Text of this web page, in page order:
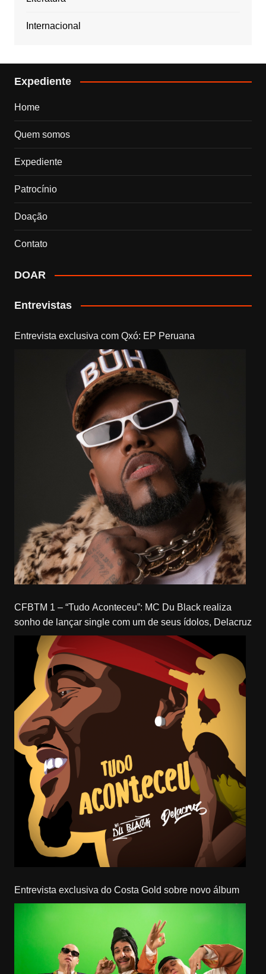
Internacional
Expediente
Home
Quem somos
Expediente
Patrocínio
Doação
Contato
DOAR
Entrevistas
Entrevista exclusiva com Qxó: EP Peruana
CFBTM 1 – “Tudo Aconteceu”: MC Du Black realiza
sonho de lançar single com um de seus ídolos, Delacruz
Entrevista exclusiva do Costa Gold sobre novo álbum